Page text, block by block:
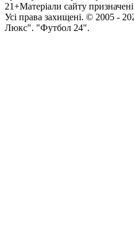
21+Матеріали сайту
Усi права захищенi. © 2005 -
Люкс". "Футбол 24".